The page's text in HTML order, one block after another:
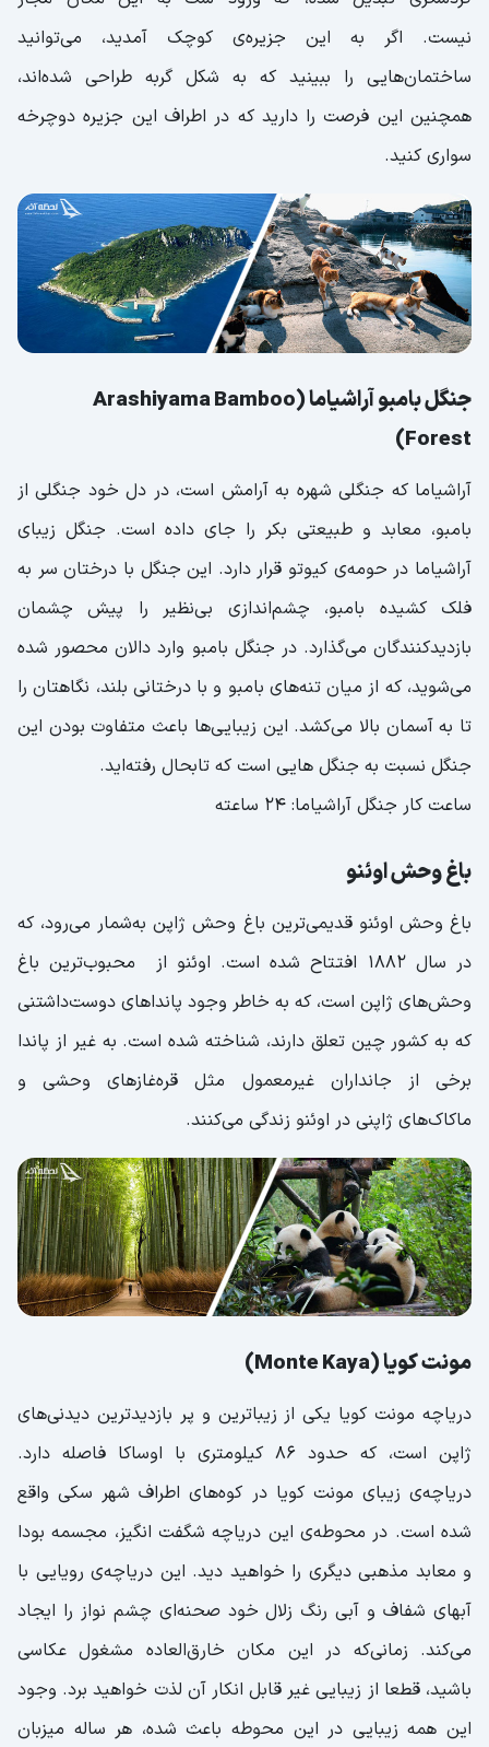
نیست. اگر به این جزیره‌ی کوچک آمدید، می‌توانید
ساختمان‌هایی را ببینید که به شکل گربه طراحی شده‌اند،
همچنین این فرصت را دارید که در اطراف این جزیره دوچرخه
سواری کنید.
جنگل بامبو آراشیاما (Arashiyama Bamboo
Forest)
آراشیاما که جنگلی شهره به آرامش است، در دل خود جنگلی از
بامبو، معابد و طبیعتی بکر را جای داده است. جنگل زیبای
آراشیاما در حومه‌ی کیوتو قرار دارد. این جنگل با درختان سر به
فلک کشیده بامبو، چشم‌اندازی بی‌نظیر را پیش چشمان
بازدیدکنندگان می‌گذارد. در جنگل بامبو وارد دالان محصور شده
می‌شوید، که از میان تنه‌های بامبو و با درختانی بلند، نگاهتان را
تا به آسمان بالا می‌کشد. این زیبایی‌ها باعث متفاوت بودن این
جنگل نسبت به جنگل هایی است که تابحال رفته‌‌اید.
ساعت کار جنگل آراشیاما: 24 ساعته
باغ وحش اوئنو
باغ وحش اوئنو قدیمی‌ترین باغ‌ وحش ژاپن به‌شمار می‌رود، که
در سال ۱۸۸۲ افتتاح شده است. اوئنو از محبوب‌ترین باغ‌
وحش‌های ژاپن است، که به خاطر وجود پانداهای دوست‌داشتنی‌
که به کشور چین تعلق دارند، شناخته شده است. به غیر از پاندا
برخی از جانداران غیرمعمول مثل قره‌غازهای وحشی و
ماکاک‌های ژاپنی در اوئنو زندگی می‌کنند.
مونت کویا (Monte Kaya)
دریاچه مونت کویا یکی از زیباترین و پر بازدیدترین دیدنی‌های
ژاپن است، که حدود 86 کیلومتری با اوساکا فاصله دارد.
دریاچه‌ی زیبای مونت کویا در کوه‌های اطراف شهر سکی واقع
شده است. در محوطه‌ی این دریاچه شگفت انگیز، مجسمه بودا
و معابد مذهبی دیگری را خواهید دید. این دریاچه‌ی رویایی با
آبهای شفاف و آبی رنگ زلال خود صحنه‌ای چشم نواز را ایجاد
می‌‌کند. زمانی‌که در این مکان خارق‌العاده مشغول عکاسی
باشید، قطعا از زیبایی غیر قابل انکار آن لذت خواهید برد. وجود
این همه زیبایی در این محوطه باعث شده، هر ساله میزبان